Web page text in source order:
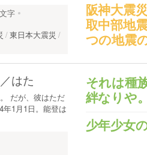
阪神大震
取中部地
つの地震
字
東日本大震災
それは種
絆なりや。
少年少女
／はた
だが、彼はただ
1月1日。能登は